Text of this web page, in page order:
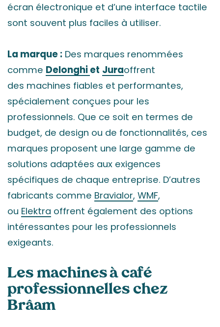
écran électronique et d’une interface tactile
sont souvent plus faciles à utiliser.
La marque : Des marques renommées
comme Delonghi et Juraoffrent
des machines fiables et performantes,
spécialement conçues pour les
professionnels. Que ce soit en termes de
budget, de design ou de fonctionnalités, ces
marques proposent une large gamme de
solutions adaptées aux exigences
spécifiques de chaque entreprise. D’autres
fabricants comme Bravialor, WMF,
ou Elektra offrent également des options
intéressantes pour les professionnels
exigeants.
Les machines à café
professionnelles chez
Brâam